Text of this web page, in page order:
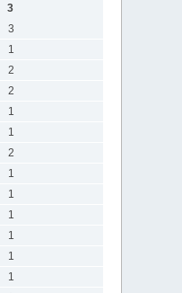
3
3
1
2
2
1
1
2
1
1
1
1
1
1